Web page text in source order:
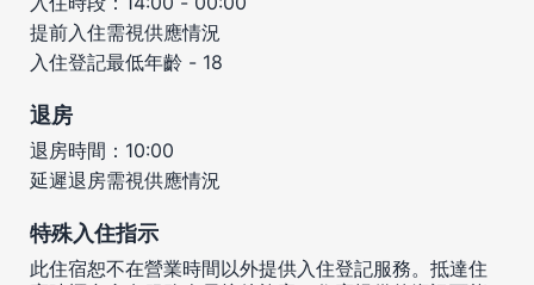
提前入住需視供應情況
入住登記最低年齡 - 18
退房
退房時間：10:00
延遲退房需視供應情況
特殊入住指示
此住宿恕不在營業時間以外提供入住登記服務。抵達住